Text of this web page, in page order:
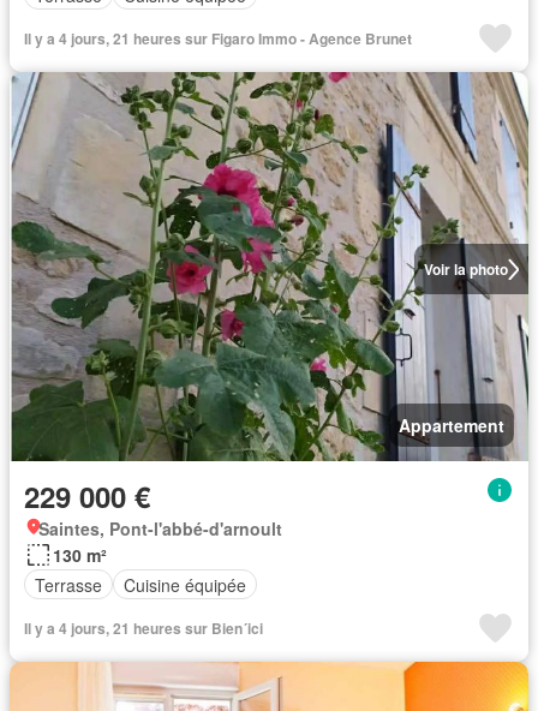
Il y a 4 jours, 21 heures sur Figaro Immo - Agence Brunet
Voir la photo
Appartement
229 000 €
Saintes, Pont-l'abbé-d'arnoult
130 m²
Terrasse
Cuisine équipée
Il y a 4 jours, 21 heures sur Bien´ici